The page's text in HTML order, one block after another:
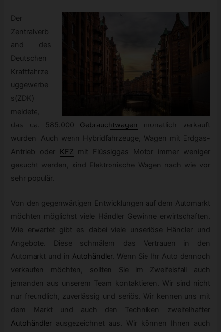
Der
Zentralverb
and des
Deutschen
Kraftfahrze
uggewerbe
s(ZDK)
meldete,
das ca. 585.000
Gebrauchtwagen
monatlich verkauft
wurden. Auch wenn Hybridfahrzeuge, Wagen mit Erdgas-
Antrieb oder KFZ
mit Flüssiggas Motor immer weniger
gesucht werden, sind Elektronische Wagen nach wie vor
sehr populär.
Von den gegenwärtigen Entwicklungen auf dem Automarkt
möchten möglichst viele Händler Gewinne erwirtschaften.
Wie erwartet gibt es dabei viele unseriöse Händler und
Angebote. Diese schmälern das Vertrauen in den
Automarkt und in Autohändler. Wenn Sie Ihr Auto dennoch
verkaufen möchten, sollten Sie im Zweifelsfall auch
jemanden aus unserem Team kontaktieren. Wir sind nicht
nur freundlich, zuverlässig und seriös. Wir kennen uns mit
dem Markt und auch den Techniken zweifelhafter
Autohändler ausgezeichnet aus. Wir können Ihnen auch